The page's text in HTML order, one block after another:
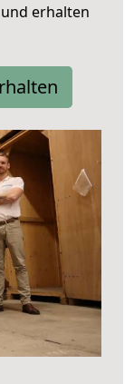
und erhalten